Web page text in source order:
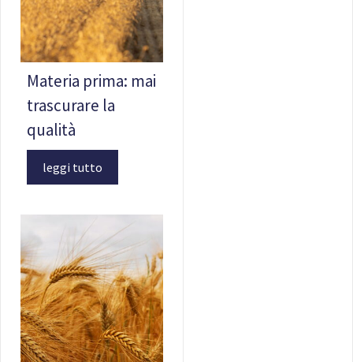
Materia prima: mai
trascurare la
qualità
leggi tutto